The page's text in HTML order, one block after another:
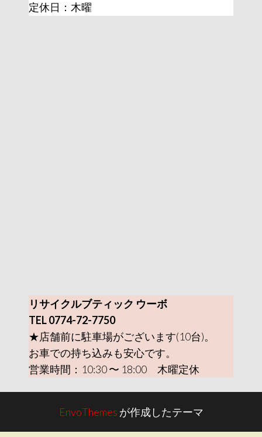
定休日：木曜
リサイクルブティック ウーボ
TEL 0774-72-7750
★店舗前に駐車場がございます(10台)。
お車での持ち込みも安心です。
営業時間：10:30 〜 18:00 木曜定休
EnvoThemes が作成したテーマ